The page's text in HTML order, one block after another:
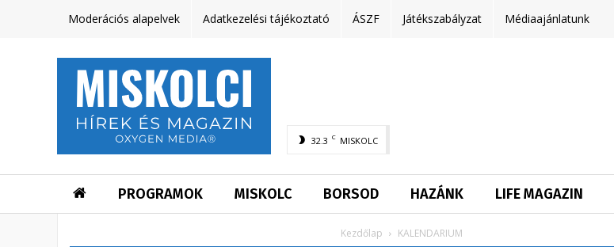
Moderációs alapelvek Adatkezelési tájékoztató ÁSZF Játékszabályzat Médiaajánlatunk
32.3 C MISKOLC
PROGRAMOK MISKOLC BORSOD HAZÁNK LIFE MAGAZIN
Kezdőlap KALENDARIUM